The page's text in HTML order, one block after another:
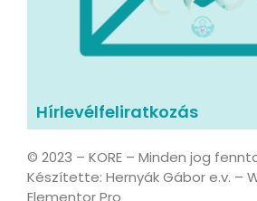
Hírlevélfeliratkozás
© 2023 – KORE – Minden jog
Készítette: Hernyák Gábor e.v. –